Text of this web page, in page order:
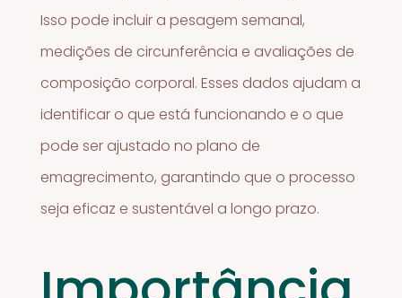
Isso pode incluir a pesagem semanal,
medições de circunferência e avaliações de
composição corporal. Esses dados ajudam a
identificar o que está funcionando e o que
pode ser ajustado no plano de
emagrecimento, garantindo que o processo
seja eficaz e sustentável a longo prazo.